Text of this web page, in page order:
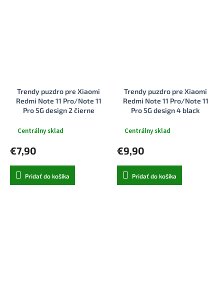
Trendy puzdro pre Xiaomi
Redmi Note 11 Pro/Note 11
Pro 5G design 2 čierne
Centrálny sklad
€7,90
Pridať do košíka
Trendy puzdro pre Xiaomi
Redmi Note 11 Pro/Note 11
Pro 5G design 4 black
Centrálny sklad
€9,90
Pridať do košíka